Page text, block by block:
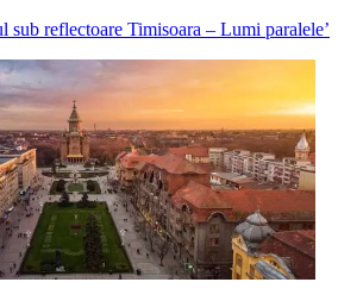
sub reflectoare Timisoara – Lumi paralele’